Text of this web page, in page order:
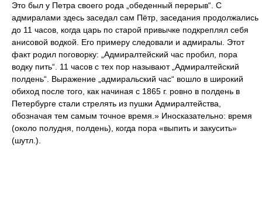
Это был у Петра своего рода „обеденный перерыв“. С
адмиралами здесь заседал сам Пётр, заседания продолжались
до 11 часов, когда царь по старой привычке подкреплял себя
анисовой водкой. Его примеру следовали и адмиралы. Этот
факт родил поговорку: „Адмиралтейский час пробил, пора
водку пить“. 11 часов с тех пор называют „Адмиралтейский
полдень“. Выражение „адмиральский час“ вошло в широкий
обиход после того, как начиная с 1865 г. ровно в полдень в
Петербурге стали стрелять из пушки Адмиралтейства,
обозначая тем самым точное время.» Иносказательно: время
(около полудня, полдень), когда пора «выпить и закусить»
(шутл.).